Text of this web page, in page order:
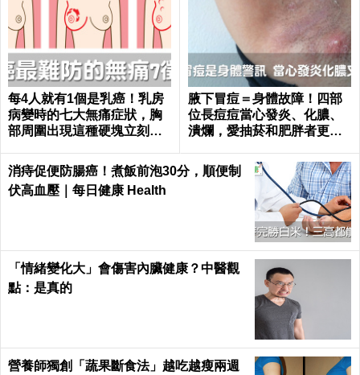
每4人就有1個是乳癌！乳房
病變時的七大無痛症狀，胸
部周圍出現這種硬塊立刻就
腋下冒痘＝身體故障！四部
位長痘痘當心發炎、化膿、
潰爛，愛抽菸和肥胖者更要
消痔促便防腸癌！煮飯前泡30分，順便制
伏高血壓｜每日健康 Health
「情緒變化大」會傷害內臟健康？中醫觀
點：是真的
營養師獨創「蔬果斷食法」越吃越瘦兩週